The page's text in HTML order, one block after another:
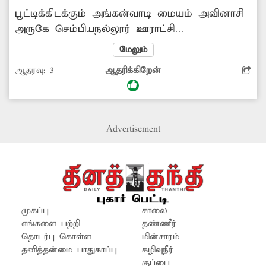
பூட்டிக்கிடக்கும் அங்கன்வாடி மையம் அவினாசி
அருகே செம்பியநல்லூர் ஊராட்சி
கந்தம்பாளையத்தில் அங்கன்வாடி மையம்
செயல்பட்டு வருகிறது. இங்கு 20-க்கும் மேற்பட்ட
குழந்தைகள் பயின்று வந்தனர். இந்த மையம்
கடந்த 5 நாட்களுக்கும் மேலாக பூட்டி
குழந்தைகள் வளர்ச்சித்திட்ட அலுவலரிடம் புகார்
பதில் அளிப்பதில்லை. எனவே மாவட்ட
நிர்வாகம் உரிய நடவடிக்கை எடுக்க வேண்டும்
என்றனர். லிங்கேஸ்வரன்,கந்தம்பாளையம் ...
மேலும்
ஆதரவு: 3 ஆதரிக்கிறேன்
Advertisement
முகப்பு
எங்களை பற்றி
தொடர்பு கொள்ள
தனித்தன்மை பாதுகாப்பு
சாலை
தண்ணீர்
மின்சாரம்
கழிவுநீர்
குப்பை